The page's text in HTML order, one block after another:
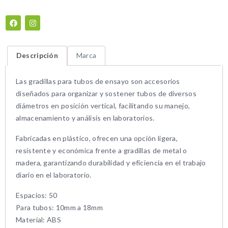
Descripción Marca
Las gradillas para tubos de ensayo son accesorios
diseñados para organizar y sostener tubos de diversos
diámetros en posición vertical, facilitando su manejo,
almacenamiento y análisis en laboratorios.
Fabricadas en plástico, ofrecen una opción ligera,
resistente y económica frente a gradillas de metal o
madera, garantizando durabilidad y eficiencia en el trabajo
diario en el laboratorio.
Espacios: 50
Para tubos: 10mm a 18mm
Material: ABS